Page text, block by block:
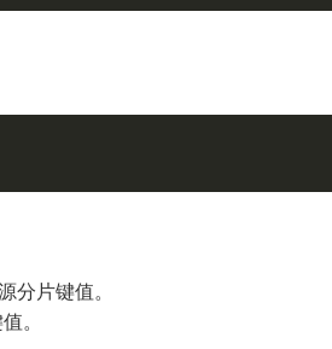
分片键值。
。